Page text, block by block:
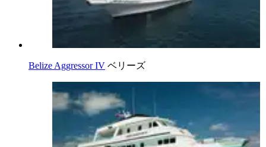
Belize Aggressor IV ベリーズ